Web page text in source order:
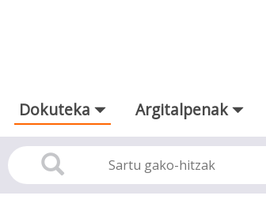
Dokuteka Argitalpenak